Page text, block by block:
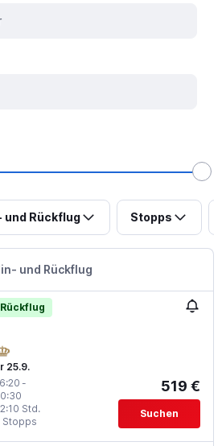
und Rückflug Stopps
und Rückflug
25.9.
-
Stopps
Std.
519 €
Suchen